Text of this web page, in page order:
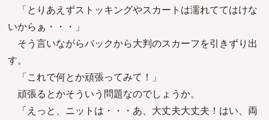
「とりあえずストッキングやスカートは濡れててはけな
いからぁ・・・」
そう言いながらバックから大判のスカーフを引きずり出
す。
「これで何とか頑張ってみて！」
頑張るとかそういう問題なのでしょうか。
「えっと、ニットは・・・あ、大丈夫大丈夫！はい、両